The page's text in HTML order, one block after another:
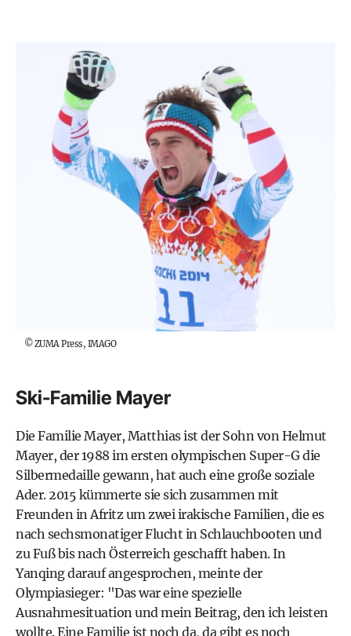
©ZUMA Press, IMAGO
Ski-Familie Mayer
Die Familie Mayer, Matthias ist der Sohn von Helmut
Mayer, der 1988 im ersten olympischen Super-G die
Silbermedaille gewann, hat auch eine große soziale
Ader. 2015 kümmerte sie sich zusammen mit
Freunden in Afritz um zwei irakische Familien, die es
nach sechsmonatiger Flucht in Schlauchbooten und
zu Fuß bis nach Österreich geschafft haben. In
Yanqing darauf angesprochen, meinte der
Olympiasieger: "Das war eine spezielle
Ausnahmesituation und mein Beitrag, den ich leisten
wollte. Eine Familie ist noch da, da gibt es noch